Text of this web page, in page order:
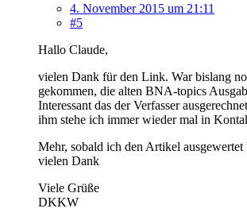
4. November 2015 um 21:11
#5
Hallo Claude,
vielen Dank für den Link. War bislang
gekommen, die alten BNA-topics
Interessant das der Verfasser
ihm stehe ich immer wieder mal in
Mehr, sobald ich den Artikel ausgewertet
vielen Dank
Viele Grüße
DKKW